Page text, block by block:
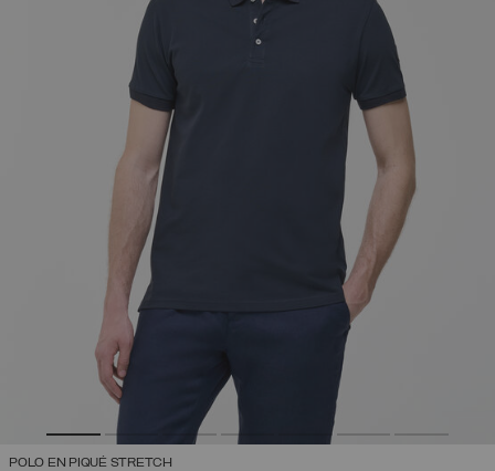
POLO EN PIQUÉ STRETCH